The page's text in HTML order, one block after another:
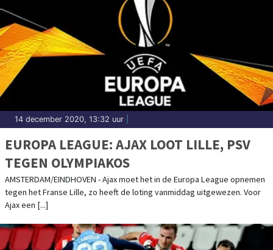
14 december 2020, 13:32 uur
EUROPA LEAGUE: AJAX LOOT LILLE, PSV
TEGEN OLYMPIAKOS
AMSTERDAM/EINDHOVEN - Ajax moet het in de Europa League opnemen
tegen het Franse Lille, zo heeft de loting vanmiddag uitgewezen. Voor
Ajax een [...]